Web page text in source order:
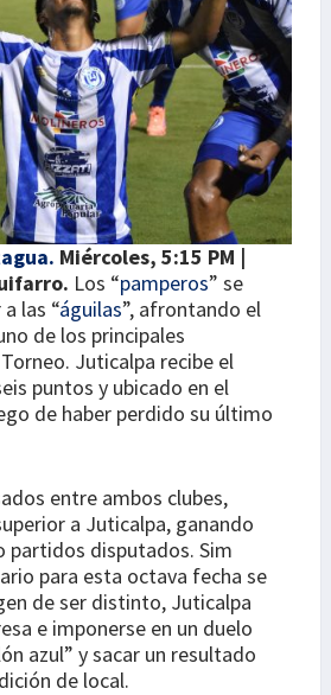
Miércoles, 5:15 PM |
Los “pamperos” se
las “águilas”, afrontando el
de los principales
Juticalpa recibe el
puntos y ubicado en el
de haber perdido su último
entre ambos clubes,
a Juticalpa, ganando
partidos disputados. Sim
para esta octava fecha se
de ser distinto, Juticalpa
e imponerse en un duelo
azul” y sacar un resultado
de local.